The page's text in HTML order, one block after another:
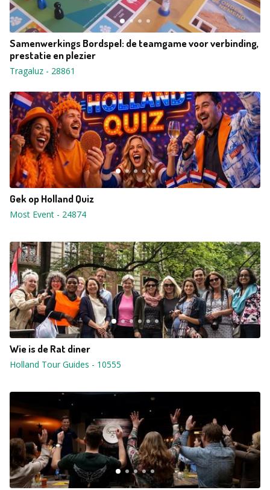
Samenwerkings Bordspel: de teamgame voor verbinding,
prestatie en plezier
Tragaluz - 28861
Gek op Holland Quiz
Most Event - 24874
Wie is de Rat diner
Holland Tour Guides - 10555